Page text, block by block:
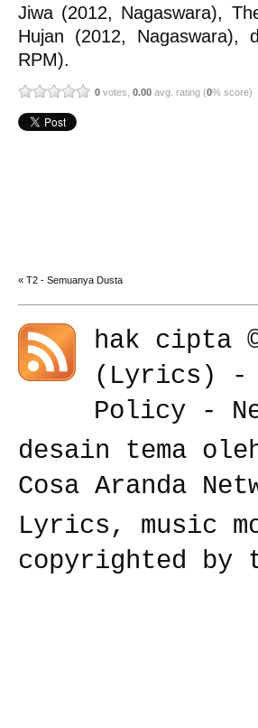
Jiwa (2012, Nagaswara),
Hujan (2012, Nagaswara),
RPM).
0 votes, 0.00 avg. rating (0% score)
« T2 - Semuanya Dusta
hak cipta
( Lyrics ) -
Policy -
desain tema
Cosa Aranda
Lyrics, music
copyrighted by